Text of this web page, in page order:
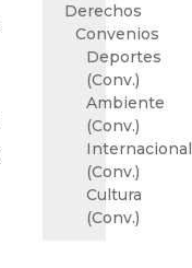
Derechos
Convenios
Deportes
(Conv.)
Ambiente
(Conv.)
Internacional
(Conv.)
Cultura
(Conv.)